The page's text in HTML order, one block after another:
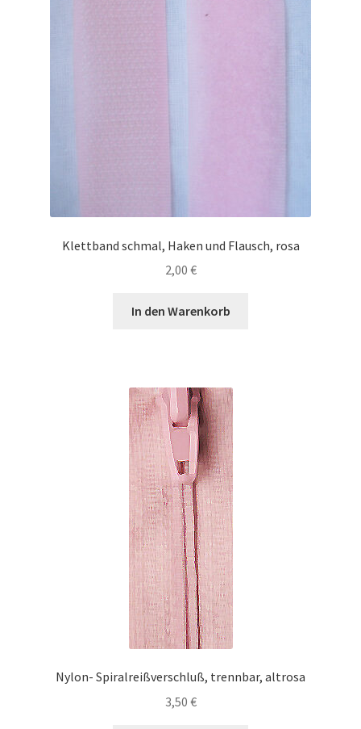
Klettband schmal, Haken und Flausch, rosa
2,00 €
In den Warenkorb
Nylon- Spiralreißverschluß, trennbar, altrosa
3,50 €